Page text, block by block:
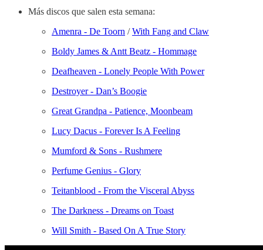
Más discos que salen esta semana:
Amenra - De Toorn /With Fang and Claw
Boldy James & Antt Beatz - Hommage
Deafheaven - Lonely People With Power
Destroyer - Dan’s Boogie
Great Grandpa - Patience, Moonbeam
Lucy Dacus - Forever Is A Feeling
Mumford & Sons - Rushmere
Perfume Genius - Glory
Teitanblood - From the Visceral Abyss
The Darkness - Dreams on Toast
Will Smith - Based On A True Story